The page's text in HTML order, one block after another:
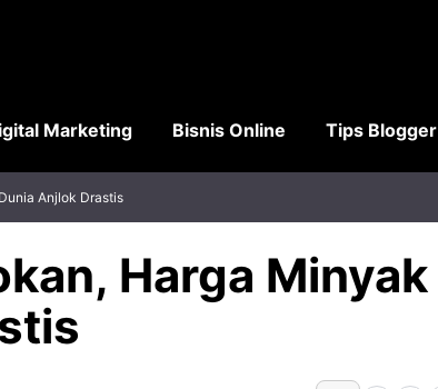
Marketing Bisnis Online Tips Blogger
Anjlok Drastis
Harga Minyak